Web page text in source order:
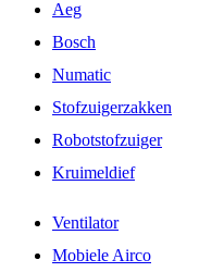
Aeg
Bosch
Numatic
Stofzuigerzakken
Robotstofzuiger
Kruimeldief
Ventilator
Mobiele Airco